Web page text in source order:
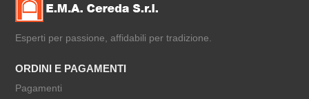
Esperti per passione, affidabili per tradizione.
ORDINI E PAGAMENTI
Pagamenti